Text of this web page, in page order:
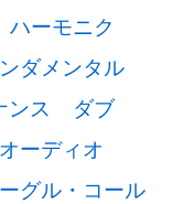
ハーモニク
ダメンタル
ンス
ダブ
オーディオ
グル・コール